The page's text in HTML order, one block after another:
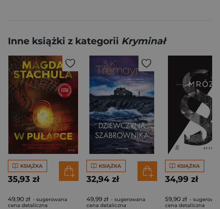
Inne książki z kategorii Kryminał
KSIĄŻKA
35,93 zł
49,90 zł - sugerowana
cena detaliczna
KSIĄŻKA
32,94 zł
49,99 zł - sugerowana
cena detaliczna
KSIĄŻKA
34,99 zł
59,90 zł -
cena detaliczna